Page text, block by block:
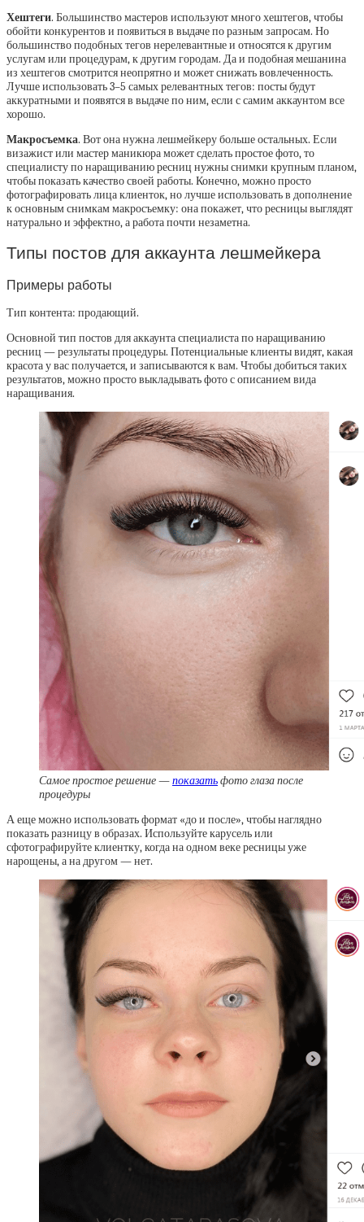
Хештеги. Большинство мастеров используют много хештегов, чтобы
обойти конкурентов и появиться в выдаче по разным запросам. Но
большинство подобных тегов нерелевантные и относятся к другим
услугам или процедурам, к другим городам. Да и подобная мешанина
из хештегов смотрится неопрятно и может снижать вовлеченность.
Лучше использовать 3–5 самых релевантных тегов: посты будут
аккуратными и появятся в выдаче по ним, если с самим аккаунтом все
хорошо.
Макросъемка. Вот она нужна лешмейкеру больше остальных. Если
визажист или мастер маникюра может сделать простое фото, то
специалисту по наращиванию ресниц нужны снимки крупным планом,
чтобы показать качество своей работы. Конечно, можно просто
фотографировать лица клиенток, но лучше использовать в дополнение
к основным снимкам макросъемку: она покажет, что ресницы выглядят
натурально и эффектно, а работа почти незаметна.
Типы постов для аккаунта лешмейкера
Примеры работы
Тип контента: продающий.
Основной тип постов для аккаунта специалиста по наращиванию
ресниц — результаты процедуры. Потенциальные клиенты видят, какая
красота у вас получается, и записываются к вам. Чтобы добиться таких
результатов, можно просто выкладывать фото с описанием вида
наращивания.
Самое простое решение —показатьфото глаза после
процедуры
А еще можно использовать формат «до и после», чтобы наглядно
показать разницу в образах. Используйте карусель или
сфотографируйте клиентку, когда на одном веке ресницы уже
нарощены, а на другом — нет.